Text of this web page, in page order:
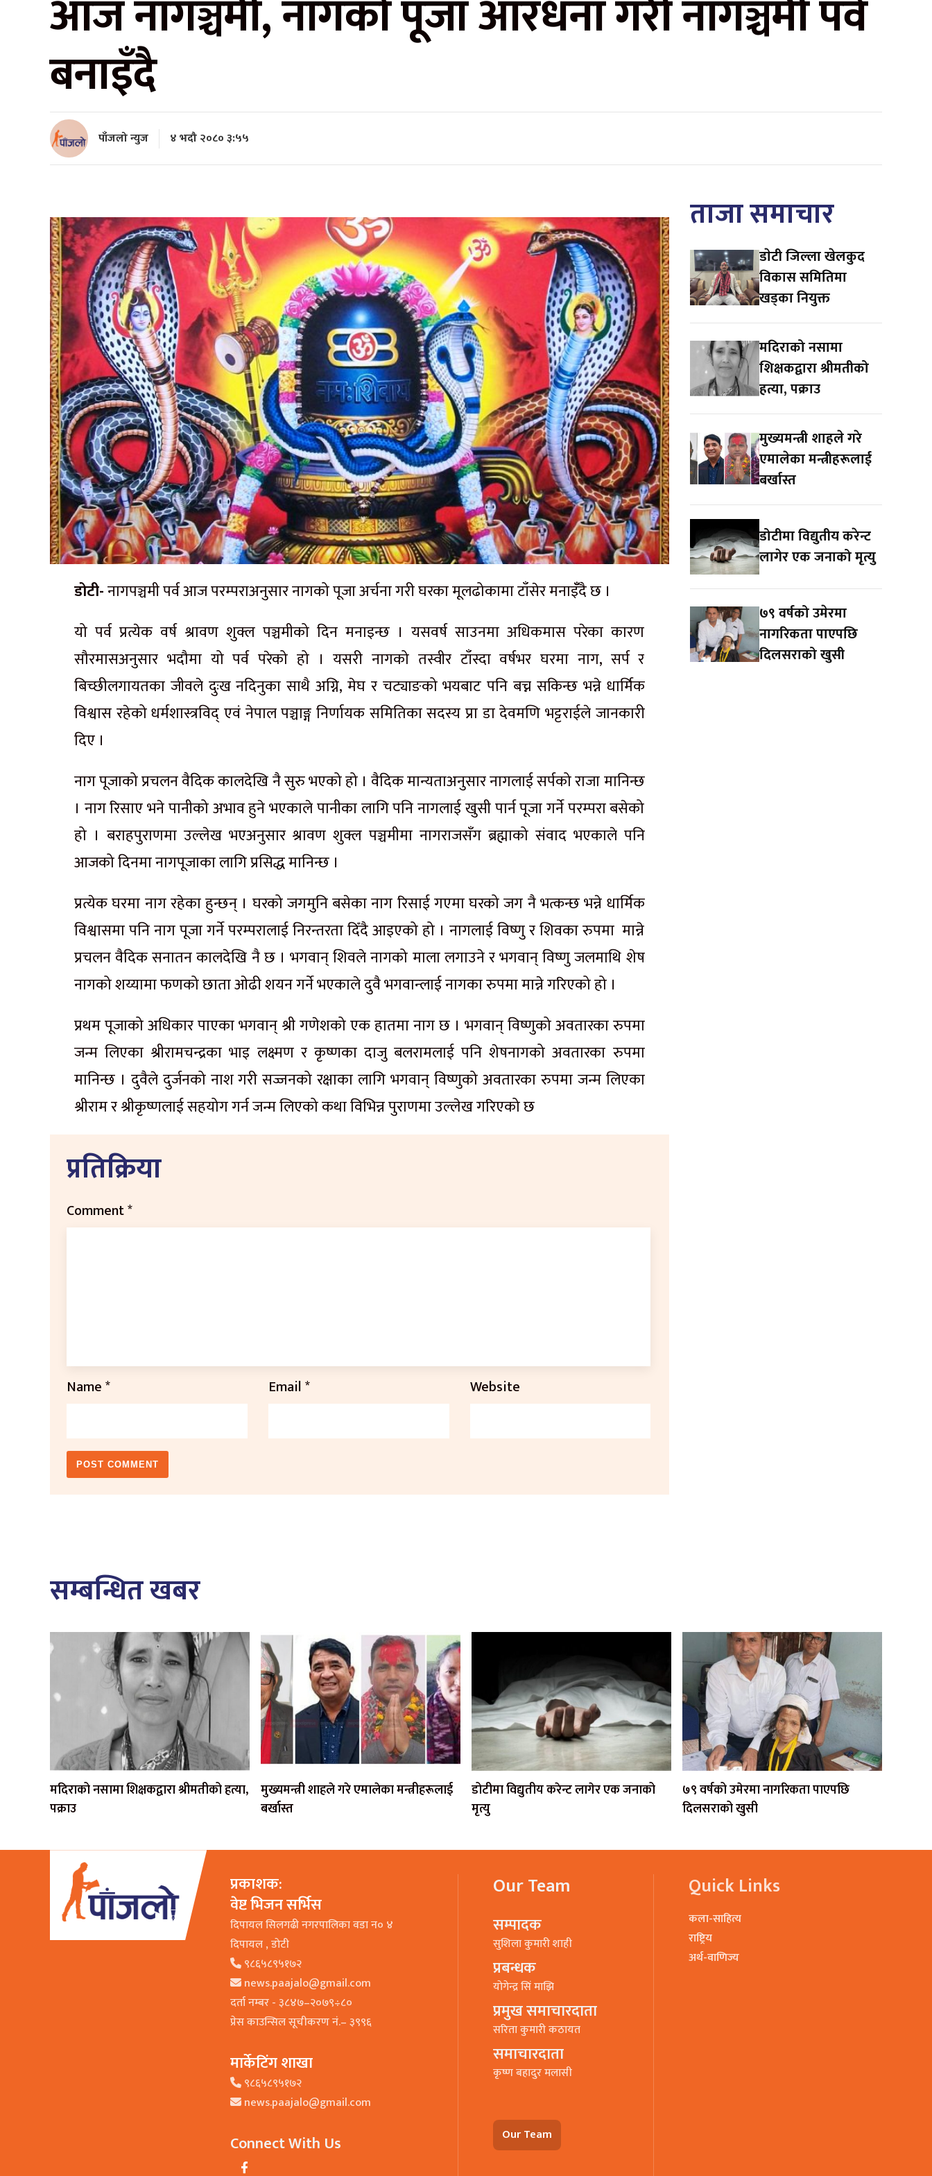
आज नागञ्चमी, नागको पूजा आरधना गरी नागञ्चमी पर्व
बनाइँदै
पाँजलो न्युज ४ भदौ २०८० ३:५५
डोटी-नागपञ्चमी पर्व आज परम्पराअनुसार नागको पूजा अर्चना गरी घरका मूलढोकामा टाँसेर मनाइँँदै छ ।
यो पर्व प्रत्येक वर्ष श्रावण शुक्ल पञ्चमीको दिन मनाइन्छ । यसवर्ष साउनमा अधिकमास परेका कारण
सौरमासअनुसार भदौमा यो पर्व परेको हो । यसरी नागको तस्वीर टाँस्दा वर्षभर घरमा नाग, सर्प र
बिच्छीलगायतका जीवले दुःख नदिनुका साथै अग्नि, मेघ र चट्याङको भयबाट पनि बच्न सकिन्छ भन्ने धार्मिक
विश्वास रहेको धर्मशास्त्रविद् एवं नेपाल पञ्चाङ्ग निर्णायक समितिका सदस्य प्रा डा देवमणि भट्टराईले जानकारी
दिए ।
नाग पूजाको प्रचलन वैदिक कालदेखि नै सुरु भएको हो । वैदिक मान्यताअनुसार नागलाई सर्पको राजा मानिन्छ
। नाग रिसाए भने पानीको अभाव हुने भएकाले पानीका लागि पनि नागलाई खुसी पार्न पूजा गर्ने परम्परा बसेको
हो । बराहपुराणमा उल्लेख भएअनुसार श्रावण शुक्ल पञ्चमीमा नागराजसँग ब्रह्माको संवाद भएकाले पनि
आजको दिनमा नागपूजाका लागि प्रसिद्ध मानिन्छ ।
प्रत्येक घरमा नाग रहेका हुन्छन् । घरको जगमुनि बसेका नाग रिसाई गएमा घरको जग नै भत्कन्छ भन्ने धार्मिक
विश्वासमा पनि नाग पूजा गर्ने परम्परालाई निरन्तरता दिँदै आइएको हो । नागलाई विष्णु र शिवका रुपमा मान्ने
प्रचलन वैदिक सनातन कालदेखि नै छ । भगवान् शिवले नागको माला लगाउने र भगवान् विष्णु जलमाथि शेष
नागको शय्यामा फणको छाता ओढी शयन गर्ने भएकाले दुवै भगवान्लाई नागका रुपमा मान्ने गरिएको हो ।
प्रथम पूजाको अधिकार पाएका भगवान् श्री गणेशको एक हातमा नाग छ । भगवान् विष्णुको अवतारका रुपमा
जन्म लिएका श्रीरामचन्द्रका भाइ लक्ष्मण र कृष्णका दाजु बलरामलाई पनि शेषनागको अवतारका रुपमा
मानिन्छ । दुवैले दुर्जनको नाश गरी सज्जनको रक्षाका लागि भगवान् विष्णुको अवतारका रुपमा जन्म लिएका
श्रीराम र श्रीकृष्णलाई सहयोग गर्न जन्म लिएको कथा विभिन्न पुराणमा उल्लेख गरिएको छ
प्रतिक्रिया
Comment*
Name* Email* Website
ताजा समाचार
डाेटी जिल्ला खेलकुद
विकास समितिमा
खड्का नियुक्त
मदिराको नसामा
शिक्षकद्वारा श्रीमतीको
हत्या, पक्राउ
मुख्यमन्त्री शाहले गरे
एमालेका मन्त्रीहरूलाई
बर्खास्त
डोटीमा विद्युतीय करेन्ट
लागेर एक जनाको मृत्यु
७९ वर्षको उमेरमा
नागरिकता पाएपछि
दिलसराको खुसी
सम्बन्धित खबर
मदिराको नसामा शिक्षकद्वारा श्रीमतीको हत्या,
पक्राउ
मुख्यमन्त्री शाहले गरे एमालेका मन्त्रीहरूलाई
बर्खास्त
डोटीमा विद्युतीय करेन्ट लागेर एक जनाको
मृत्यु
७९ वर्षको उमेरमा नागरिकता पाएपछि
दिलसराको खुसी
प्रकाशक:
वेष्ट भिजन सर्भिस
दिपायल सिलगढी नगरपालिका वडा न० ४
दिपायल , डाेटी
९८६५८९५१७२
news.paajalo@gmail.com
दर्ता नम्बर - ३८४७–२०७९÷८०
प्रेस काउन्सिल सूचीकरण नं.– ३९९६
मार्केटिंग शाखा
९८६५८९५१७२
news.paajalo@gmail.com
Connect With Us
Our Team
सम्पादक
सुशिला कुमारी शाही
प्रबन्धक
याेगेन्द्र सिं माझि
प्रमुख समाचारदाता
सरिता कुमारी कठायत
समाचारदाता
कृष्ण बहादुर मलासी
Our Team
Quick Links
कला-साहित्य
राष्ट्रिय
अर्थ-वाणिज्य